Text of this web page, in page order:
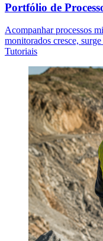
Portfólio de
Acompanhar processos
monitorados cresce,
Tutoriais